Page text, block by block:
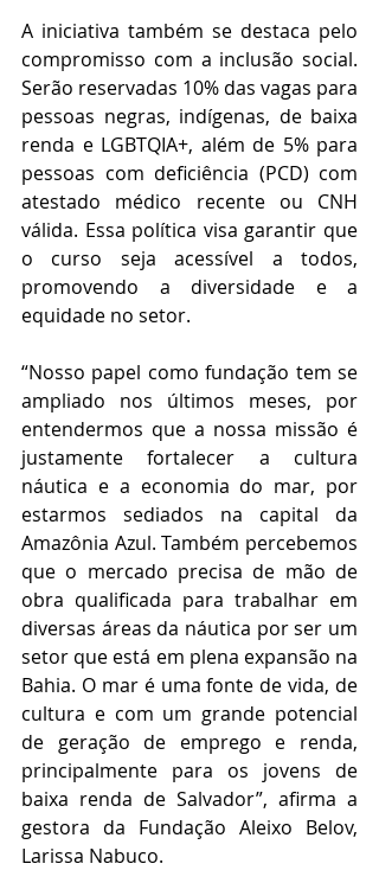
A iniciativa também se destaca pelo
compromisso com a inclusão social.
Serão reservadas 10% das vagas para
pessoas negras, indígenas, de baixa
renda e LGBTQIA+, além de 5% para
pessoas com deficiência (PCD) com
atestado médico recente ou CNH
válida. Essa política visa garantir que
o curso seja acessível a todos,
promovendo a diversidade e a
equidade no setor.
“Nosso papel como fundação tem se
ampliado nos últimos meses, por
entendermos que a nossa missão é
justamente fortalecer a cultura
náutica e a economia do mar, por
estarmos sediados na capital da
Amazônia Azul. Também percebemos
que o mercado precisa de mão de
obra qualificada para trabalhar em
diversas áreas da náutica por ser um
setor que está em plena expansão na
Bahia. O mar é uma fonte de vida, de
cultura e com um grande potencial
de geração de emprego e renda,
principalmente para os jovens de
baixa renda de Salvador”, afirma a
gestora da Fundação Aleixo Belov,
Larissa Nabuco.